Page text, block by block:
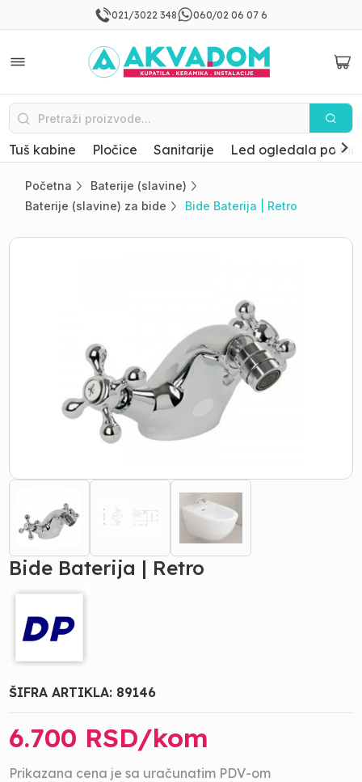
021/3022 348 060/02 06 07 6
Tuš kabine Pločice Sanitarije Led ogledala po
Početna
Baterije (slavine)
Baterije (slavine) za bide
Bide Baterija | Retro
Bide Baterija | Retro
ŠIFRA ARTIKLA: 89146
6.700 RSD/kom
Prikazana cena je sa uračunatim PDV-om